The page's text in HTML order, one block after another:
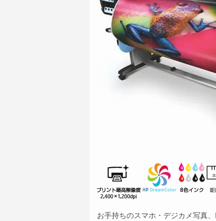
お手持ちのスマホ・デジカメ写真